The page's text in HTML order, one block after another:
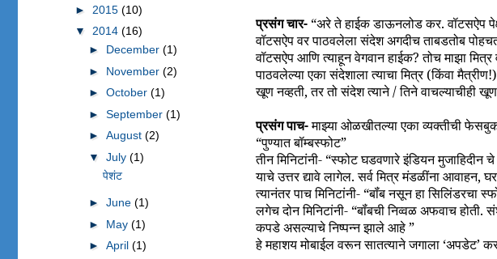
प्रसंग चार- “अरे ते हाईक डाऊनलोड कर. वॉटसऐप
वॉटसऐप वर पाठवलेला संदेश अगदीच ताबडतोब
वॉटसऐप आणि त्याहून वेगवान हाईक? तोच माझा मित्र
पाठवलेल्या एका संदेशाला त्याचा मित्र (किंवा
खूण नव्हती, तर तो संदेश त्याने / तिने वाचल्याचीही खूण
प्रसंग पाच-माझ्या ओळखीतल्या एका व्यक्तीची
“पुण्यात बॉम्बस्फोट”
तीन मिनिटांनी- “स्फोट घडवणारे इंडियन
याचे उत्तर द्यावे लागेल. सर्व मित्र मंडळींना
त्यानंतर पाच मिनिटांनी- “बॉंब नसून हा सिलिंडरचा
लगेच दोन मिनिटांनी- “बॉंबची निव्वळ अफवाच
कपडे असल्याचे निष्पन्न झाले आहे ”
हे महाशय मोबाईल वरून सातत्याने जगाला ‘अपडेट’
► 2015 (10)
▼ 2014 (16)
► December (1)
► November (2)
► October (1)
► September (1)
► August (2)
▼ July (1)
पेशंट
► June (1)
► May (1)
► April (1)